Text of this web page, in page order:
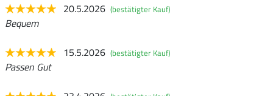
20.5.2026 (bestätigter Kauf)
Bequem
15.5.2026 (bestätigter Kauf)
Passen Gut